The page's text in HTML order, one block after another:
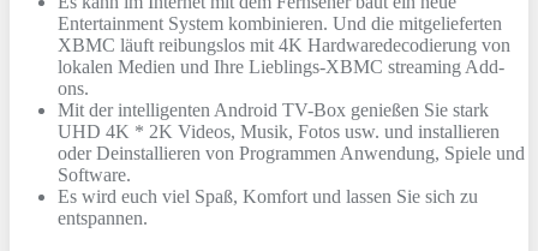
Entertainment System kombinieren. Und die mitgelieferten
XBMC läuft reibungslos mit 4K Hardwaredecodierung von
lokalen Medien und Ihre Lieblings-XBMC streaming Add-
ons.
Mit der intelligenten Android TV-Box genießen Sie stark
UHD 4K * 2K Videos, Musik, Fotos usw. und installieren
oder Deinstallieren von Programmen Anwendung, Spiele und
Software.
Es wird euch viel Spaß, Komfort und lassen Sie sich zu
entspannen.